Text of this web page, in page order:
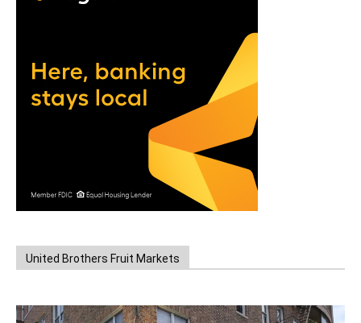
United Brothers Fruit Markets